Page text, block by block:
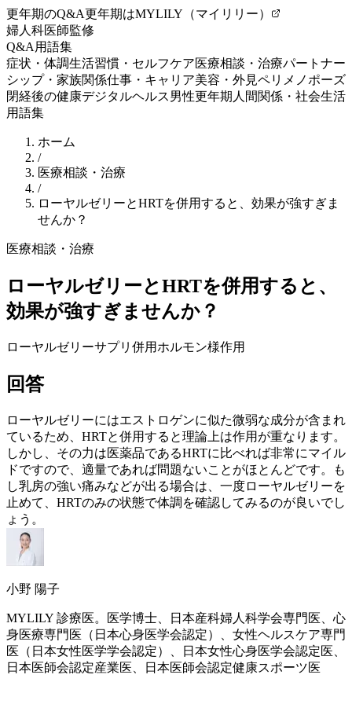
更年期のQ&A更年期はMYLILY（マイリリー）
婦人科医師監修
Q&A 用語集
症状・体調生活習慣・セルフケア医療相談・治療パートナー
シップ・家族関係仕事・キャリア美容・外見ペリメノポーズ
閉経後の健康デジタルヘルス男性更年期 人間関係・社会生活
用語集
ホーム
/
医療相談・治療
/
ローヤルゼリーとHRTを併用すると、効果が強すぎま
せんか？
医療相談・治療
ローヤルゼリーとHRTを併用すると、
効果が強すぎませんか？
ローヤルゼリーサプリ併用 ホルモン様作用
回答
ローヤルゼリーにはエストロゲンに似た微弱な成分が含まれ
ているため、 HRTと併用すると理論上は作用が重なります。
しかし、その力は医薬品であるHRTに比べれば非常にマイル
ドですので、適量であれば問題ないことがほとんどです。も
し乳房の強い痛みなどが出る場合は、一度ローヤルゼリーを
止めて、 HRTのみの状態で体調を確認してみるのが良いでし
ょう。
小野 陽子
MYLILY 診療医。医学博士、日本産科婦人科学会専門医、心
身医療専門医（日本心身医学会認定）、女性ヘルスケア専門
医（日本女性医学学会認定）、日本女性心身医学会認定医、
日本医師会認定産業医、日本医師会認定健康スポーツ医